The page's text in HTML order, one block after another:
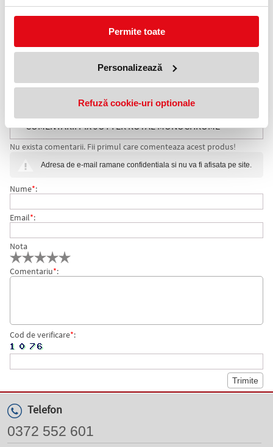
Permite toate
Personalizează
Refuză cookie-uri optionale
clasica, clipul-sageata si sunetul "click" inconfundabil. Lungimea,
diametrul si greutatea au crescut cu 7% fata de clasicul Jotter.
SPECIFICATII
Accesorii din otel inoxidabil placate cu crom. Clip din otel
inoxidabil placat cu crom.
Mecanism click (prin apasare)
Corp superior din otel inoxidabil sablat, placat cu crom.
Mina pix Parker (vezi consumabile)
COMENTARII PIX JOTTER ROYAL MONOCHROME
STAINLESS STEEL CT PARKER
Nu exista comentarii. Fii primul care comenteaza acest produs!
Adresa de e-mail ramane confidentiala si nu va fi afisata pe site.
Nume*:
Email*:
Nota
Comentariu*:
Cod de verificare*:
Telefon
0372 552 601